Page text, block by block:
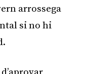
arrossega
si no hi